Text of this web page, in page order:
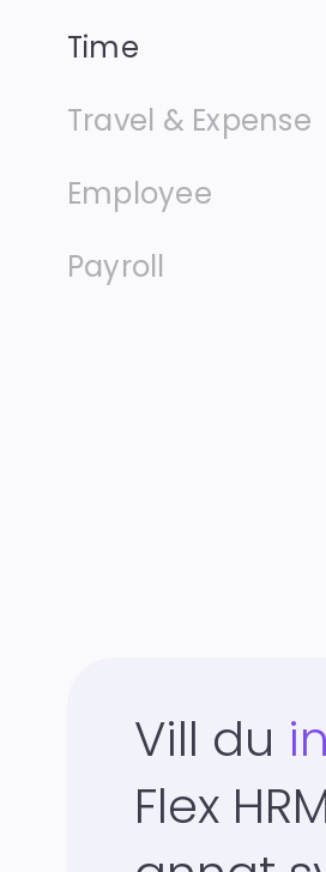
Time
Travel & Expense
Employee
Payroll
Vill du
Flex